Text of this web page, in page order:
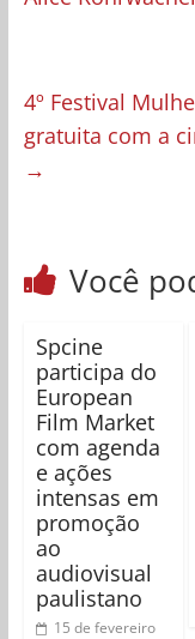
4º Festival
gratuita com a
→
Você
Spcine
participa do
European
Film Market
com agenda
e ações
intensas em
promoção
ao
audiovisual
paulistano
15 de fevereiro